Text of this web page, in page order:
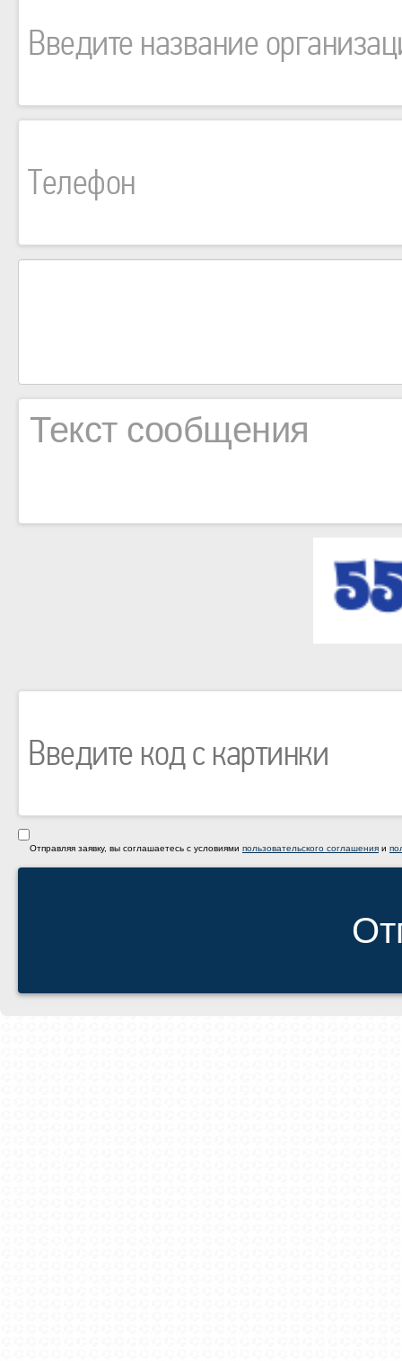
Отправляя заявку, вы соглашаетесь с условиями пользовательского соглашения и